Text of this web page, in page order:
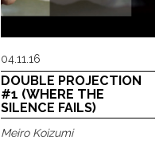
04.11.16
DOUBLE PROJECTION
#1 (WHERE THE
SILENCE FAILS)
Meiro Koizumi